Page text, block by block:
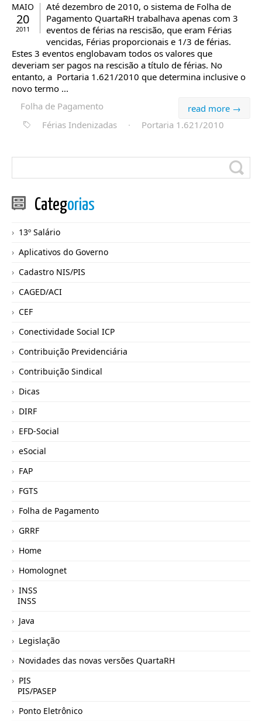
MAIO
20
2011
Até dezembro de 2010, o sistema de Folha de
Pagamento QuartaRH trabalhava apenas com 3
eventos de férias na rescisão, que eram Férias
vencidas, Férias proporcionais e 1/3 de férias.
Estes 3 eventos englobavam todos os valores que
deveriam ser pagos na rescisão a título de férias. No
entanto, a Portaria 1.621/2010 que determina inclusive o
novo termo ...
read more →
Folha de Pagamento
Férias Indenizadas
· Portaria 1.621/2010
Categorias
13º Salário
Aplicativos do Governo
Cadastro NIS/PIS
CAGED/ACI
CEF
Conectividade Social ICP
Contribuição Previdenciária
Contribuição Sindical
Dicas
DIRF
EFD-Social
eSocial
FAP
FGTS
Folha de Pagamento
GRRF
Home
Homolognet
INSS
INSS
Java
Legislação
Novidades das novas versões QuartaRH
PIS
PIS/PASEP
Ponto Eletrônico